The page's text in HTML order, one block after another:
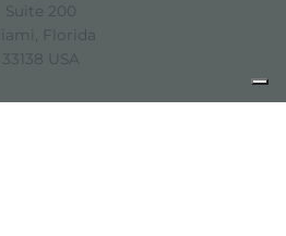
Suite 200
Florida
33138 USA